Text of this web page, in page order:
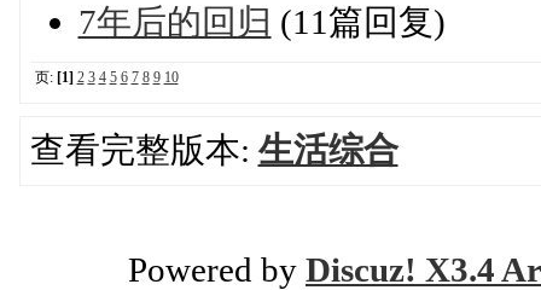
7年后的回归 (11篇回复)
页: [1] 2 3 4 5 6 7 8 9 10
查看完整版本:生活综合
Powered by Discuz! X3.4